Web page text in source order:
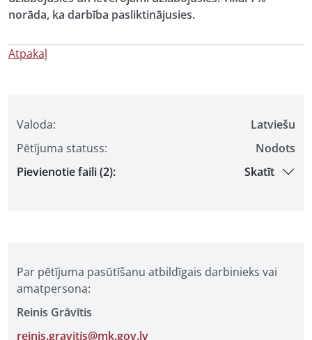
Valoda:
Latviešu
Pētījuma statuss:
Nodots
Pievienotie faili (2):
Skatīt
Par pētījuma pasūtīšanu atbildīgais darbinieks vai
amatpersona:
Reinis Grāvītis
reinis.gravitis@mk.gov.lv
norāda, ka darbība pasliktinājusies.
Atpakaļ